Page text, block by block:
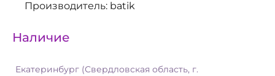
Производитель: batik
Наличие
Екатеринбург (Свердловская область, г.